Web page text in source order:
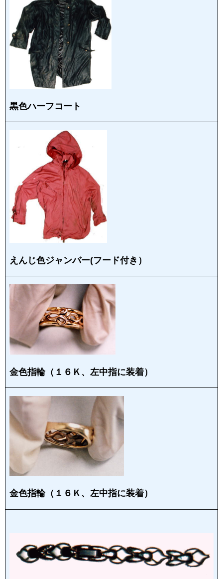
黒色ハーフコート
えんじ色ジャンバー(フード付き）
金色指輪（１６Ｋ、左中指に装着）
金色指輪（１６Ｋ、左中指に装着）